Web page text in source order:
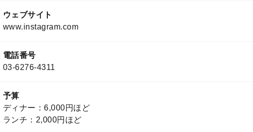
ウェブサイト
www.instagram.com
電話番号
03-6276-4311
予算
ディナー：6,000円ほど
ランチ：2,000円ほど